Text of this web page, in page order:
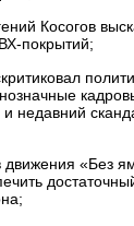
Косогов
покрытий;
недавний
движения «Без